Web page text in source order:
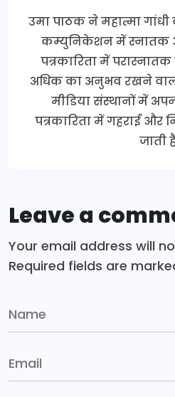
उमा पाठक ने महात्मा गांधी
कम्युनिकेशन में स्नातक
पत्रकारिता में परास्नातक
अधिक का अनुभव रखने
मीडिया संस्थानों में
पत्रकारिता में गहराई और
जाती
Leave a
Your email address will
Required fields are